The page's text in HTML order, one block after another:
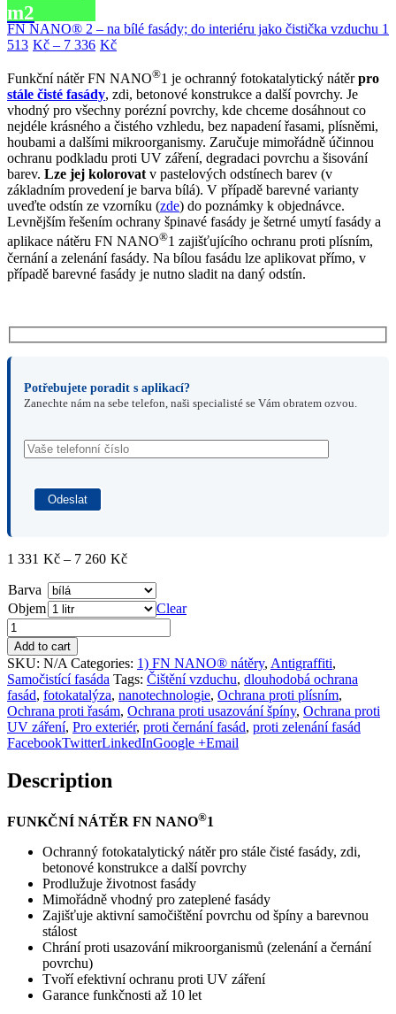
m2
FN NANO® 2 – na bílé fasády; do interiéru jako čistička vzduchu 1
513 Kč – 7 336 KčPrice
1
513Kč
through
7
336Kč
Funkční nátěr FN NANO®1 je ochranný fotokatalytický nátěrpro
stále čisté fasády, zdi, betonové konstrukce a další povrchy. Je
vhodný pro všechny porézní povrchy, kde chceme dosáhnout co
nejdéle krásného a čistého vzhledu, bez napadení řasami, plísněmi,
houbami a dalšími mikroorganismy. Zaručuje mimořádně účinnou
ochranu podkladu proti UV záření, degradaci povrchu a šisování
barev. Lze jej kolorovat v pastelových odstínech barev (v
základním provedení je barva bílá). V případě barevné varianty
uveďte odstín ze vzorníku (zde) do poznámky k objednávce.
Levnějším řešením ochrany špinavé fasády je šetrné umytí fasády a
aplikace nátěru FN NANO®1 zajišťujícího ochranu proti plísním,
černání a zelenání fasády. Na bílou fasádu lze aplikovat přímo, v
případě barevné fasády je nutno sladit na daný odstín.
Potřebujete poradit s aplikací?
Zanechte nám na sebe telefon, naši specialisté se Vám obratem ozvou.
1 331 Kč – 7 260 KčPrice
331Kč
through
7
Barva
Objem
Clear
Add to cart
SKU: N/A Categories: 1) FN NANO® nátěry, Antigraffiti,
Samočistící fasáda Tags: Čištění vzduchu, dlouhodobá ochrana
fasád, fotokatalýza, nanotechnologie, Ochrana proti plísním,
Ochrana proti řasám, Ochrana proti usazování špíny, Ochrana proti
UV záření, Pro exteriér, proti černání fasád, proti zelenání fasád
FacebookTwitterLinkedInGoogle +Email
Description
FUNKČNÍ NÁTĚR FN NANO®1
Ochranný fotokatalytický nátěr pro stále čisté fasády, zdi,
betonové konstrukce a další povrchy
Prodlužuje životnost fasády
Mimořádně vhodný pro zateplené fasády
Zajišťuje aktivní samočištění povrchu od špíny a barevnou
stálost
Chrání proti usazování mikroorganismů (zelenání a černání
povrchu)
Tvoří efektivní ochranu proti UV záření
Garance funkčnosti až 10 let